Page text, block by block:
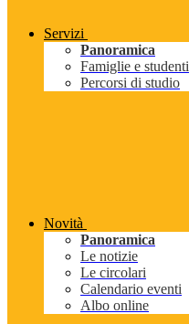
Servizi
Panoramica
Famiglie e studenti
Percorsi di studio
Novità
Panoramica
Le notizie
Le circolari
Calendario eventi
Albo online